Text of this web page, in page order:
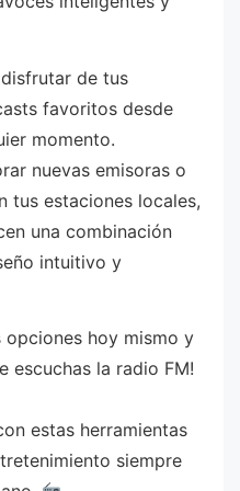
de tus
favoritos desde
momento.
nuevas emisoras o
tus estaciones locales,
una combinación
intuitivo y
opciones hoy mismo y
escuchas la radio FM!
estas herramientas
siempre